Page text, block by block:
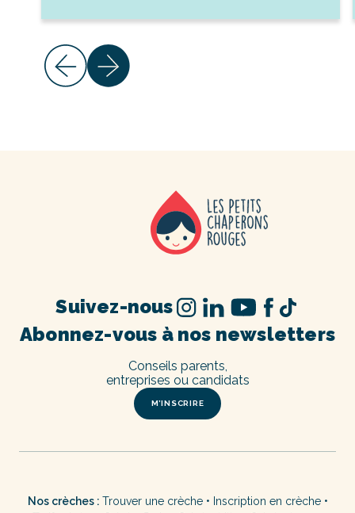
Abonnez-vous à nos newsletters
M’INSCRIRE
Conseils parents,
entreprises ou candidats
Suivez-nous
Nos crèches : Trouver une crèche• Inscription en crèche•